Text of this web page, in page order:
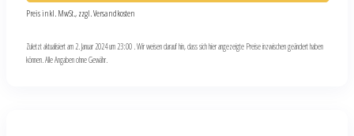
Preis inkl. MwSt., zzgl. Versandkosten
Zuletzt aktualisiert am 2. Januar 2024 um 23:00 . Wir weisen darauf hin, dass sich hier angezeigte Preise inzwischen geändert haben
können. Alle Angaben ohne Gewähr.